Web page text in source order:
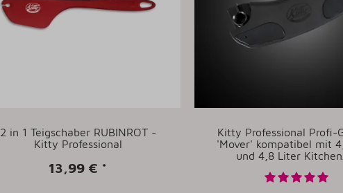
2 in 1 Teigschaber RUBINROT -
Kitty Professional
13,99 € *
Kitty Professional Profi-
'Mover' kompatibel mit
und 4,8 Liter